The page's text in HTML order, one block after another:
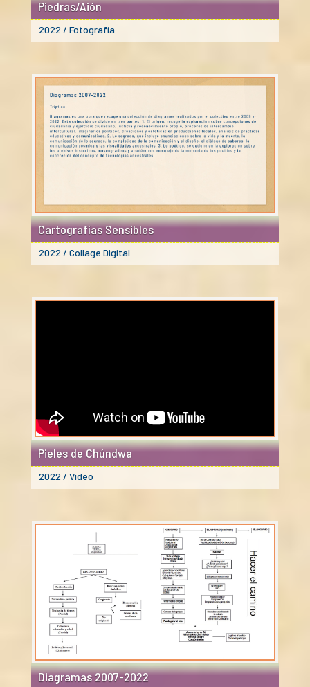
Piedras/Aión
2022 / Fotografía
Cartografías Sensibles
2022 / Collage Digital
Pieles de Chúndwa
2022 / Video
Diagramas 2007-2022